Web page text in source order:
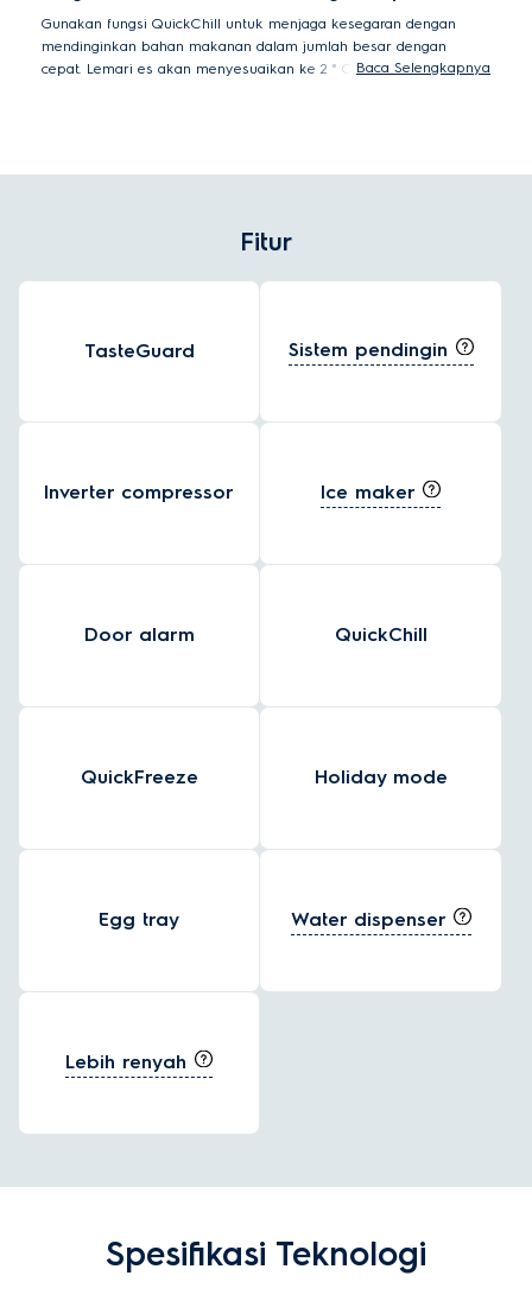
Gunakan fungsi QuickChill untuk menjaga kesegaran dengan
mendinginkan bahan makanan dalam jumlah besar dengan
cepat. Lemari es akan menyesuaikan ke 2 ° C selama 90 menit
Baca Selengkapnya
Fitur
TasteGuard Sistem pendingin
Inverter compressor Ice maker
Door alarm QuickChill
QuickFreeze Holiday mode
Egg tray Water dispenser
Lebih renyah
Spesifikasi Teknologi